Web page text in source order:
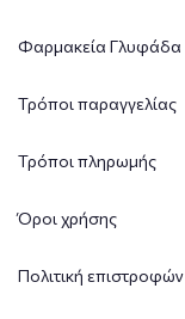
Φαρμακεία Γλυφάδα
Τρόποι παραγγελίας
Τρόποι πληρωμής
Όροι χρήσης
Πολιτική επιστροφών